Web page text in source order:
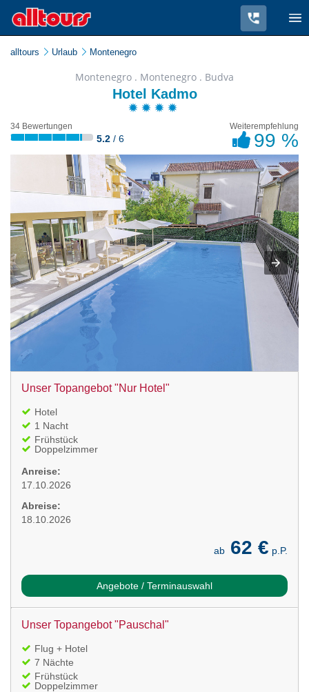
alltours Urlaub Montenegro
Montenegro . Montenegro . Budva
Hotel Kadmo
34 Bewertungen
5.2 / 6
Weiterempfehlung
99 %
Unser Topangebot "Nur Hotel"
Hotel
1 Nacht
Frühstück
Doppelzimmer
Anreise:
17.10.2026
Abreise:
18.10.2026
ab 62 € p.P.
Angebote / Terminauswahl
Unser Topangebot "Pauschal"
Flug + Hotel
7 Nächte
Frühstück
Doppelzimmer